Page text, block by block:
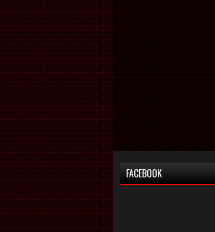
FACEBOOK